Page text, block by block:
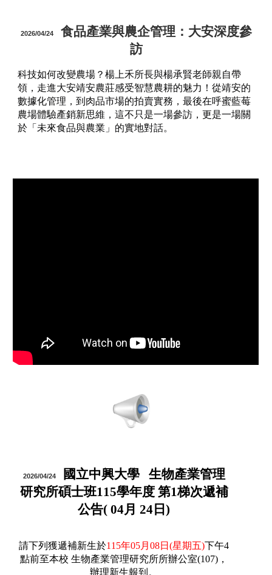
2026/04/24食品產業與農企管理：大安深度參
訪
科技如何改變農場？楊上禾所長與楊承賢老師親自帶
領，走進大安靖安農莊感受智慧農耕的魅力！從靖安的
數據化管理，到肉品市場的拍賣實務，最後在呼蜜藍莓
農場體驗產銷新思維，這不只是一場參訪，更是一場關
於「未來食品與農業」的實地對話。
2026/04/24
國立中興大學 生物產業管理
研究所碩士班115學年度 第1梯次遞補
公告( 04月 24日)
請下列獲遞補新生於115年05月08日(星期五)下午4
點前至本校 生物產業管理研究所所辦公室(107)，
辦理新生報到。